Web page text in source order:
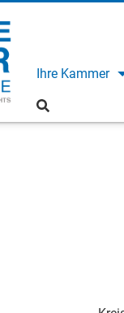
Ihre Kammer